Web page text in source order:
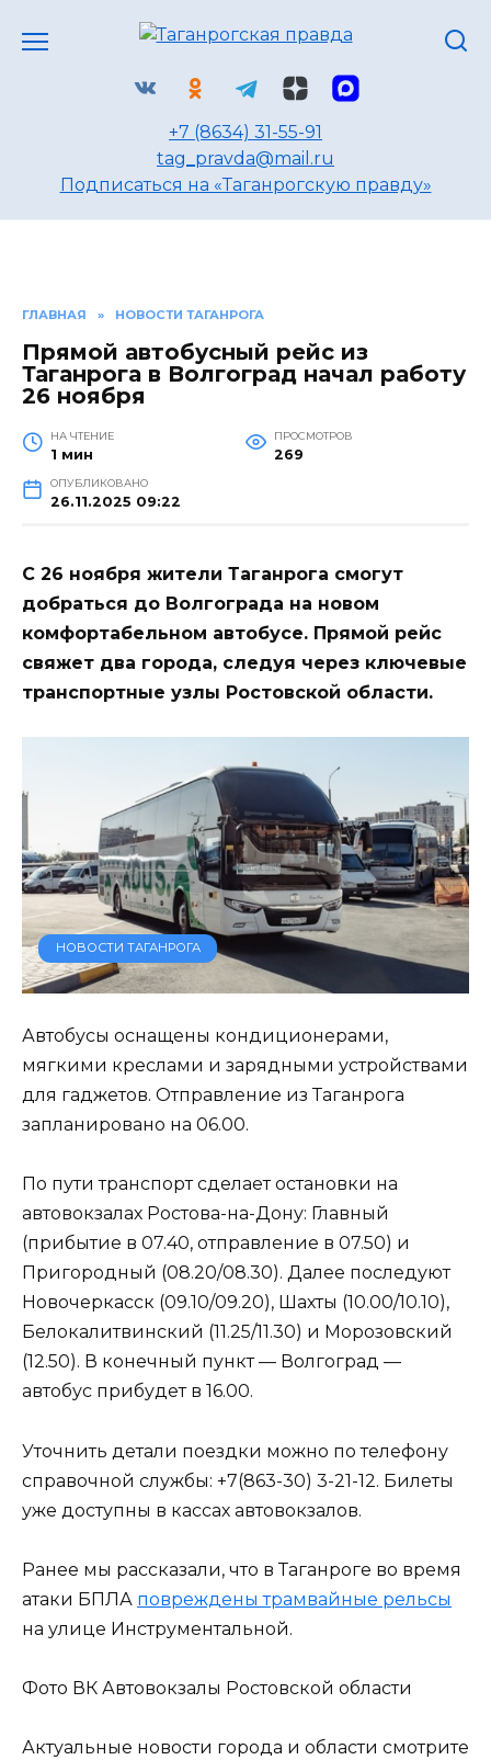
+7 (8634) 31-55-91
tag_pravda@mail.ru
Подписаться на «Таганрогскую правду»
ГЛАВНАЯ » НОВОСТИ ТАГАНРОГА
Прямой автобусный рейс из
Таганрога в Волгоград начал работу
26 ноября
НА ЧТЕНИЕ
1 мин
ПРОСМОТРОВ
269
ОПУБЛИКОВАНО
26.11.2025 09:22
С 26 ноября жители Таганрога смогут
добраться до Волгограда на новом
комфортабельном автобусе. Прямой рейс
свяжет два города, следуя через ключевые
транспортные узлы Ростовской области.
НОВОСТИ ТАГАНРОГА
Автобусы оснащены кондиционерами,
мягкими креслами и зарядными устройствами
для гаджетов. Отправление из Таганрога
запланировано на 06.00.
По пути транспорт сделает остановки на
автовокзалах Ростова-на-Дону: Главный
(прибытие в 07.40, отправление в 07.50) и
Пригородный (08.20/08.30). Далее последуют
Новочеркасск (09.10/09.20), Шахты (10.00/10.10),
Белокалитвинский (11.25/11.30) и Морозовский
(12.50). В конечный пункт — Волгоград —
автобус прибудет в 16.00.
Уточнить детали поездки можно по телефону
справочной службы: +7(863-30) 3-21-12. Билеты
уже доступны в кассах автовокзалов.
Ранее мы рассказали, что в Таганроге во время
атаки БПЛА повреждены трамвайные рельсы
на улице Инструментальной.
Фото ВК Автовокзалы Ростовской области
Актуальные новости города и области смотрите